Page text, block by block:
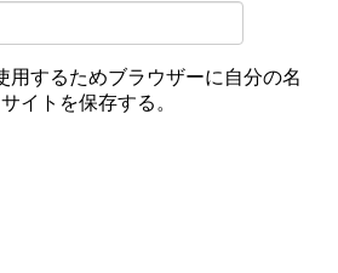
用するためブラウザーに自分の名
イトを保存する。